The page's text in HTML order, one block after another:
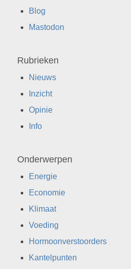
Blog
Mastodon
Rubrieken
Nieuws
Inzicht
Opinie
Info
Onderwerpen
Energie
Economie
Klimaat
Voeding
Hormoonverstoorders
Kantelpunten